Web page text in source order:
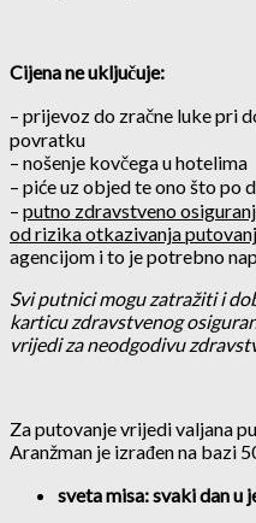
Cijena ne uključuje:
– prijevoz do zračne luke pri
povratku
– nošenje kovčega u hotelima
– piće uz objed te ono što po
– putno zdravstveno
od rizika otkazivanja
agencijom i to je potrebno
Svi putnici mogu zatražiti i
karticu zdravstvenog
vrijedi za neodgodivu
Za putovanje vrijedi valjana
Aranžman je izrađen na bazi
sveta misa: svaki dan u